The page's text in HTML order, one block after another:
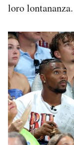
loro